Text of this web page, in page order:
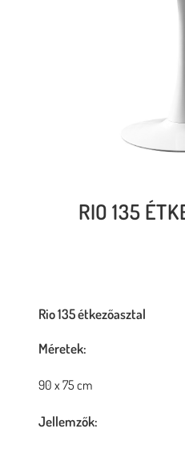
RIO 135
Rio 135 étkezőasztal
Méretek:
90 x 75 cm
Jellemzők: